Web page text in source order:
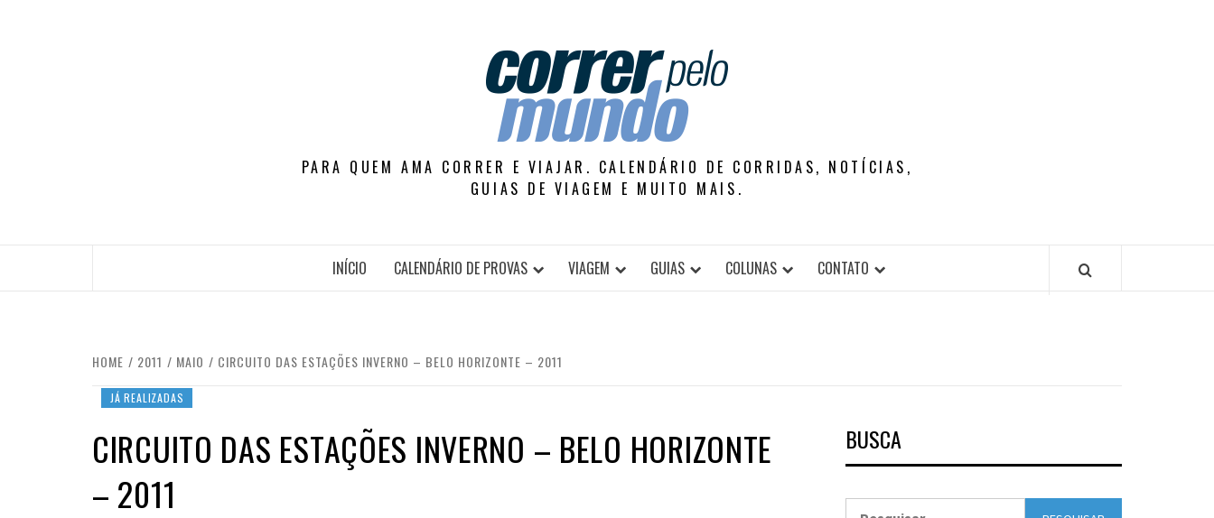
PARA QUEM AMA CORRER E VIAJAR. CALENDÁRIO DE CORRIDAS, NOTÍCIAS,
GUIAS DE VIAGEM E MUITO MAIS.
INÍCIO CALENDÁRIO DE PROVAS VIAGEM GUIAS COLUNAS CONTATO
HOME 2011 MAIO CIRCUITO DAS ESTAÇÕES INVERNO – BELO HORIZONTE – 2011
JÁ REALIZADAS
CIRCUITO DAS ESTAÇÕES INVERNO – BELO HORIZONTE
– 2011
BUSCA